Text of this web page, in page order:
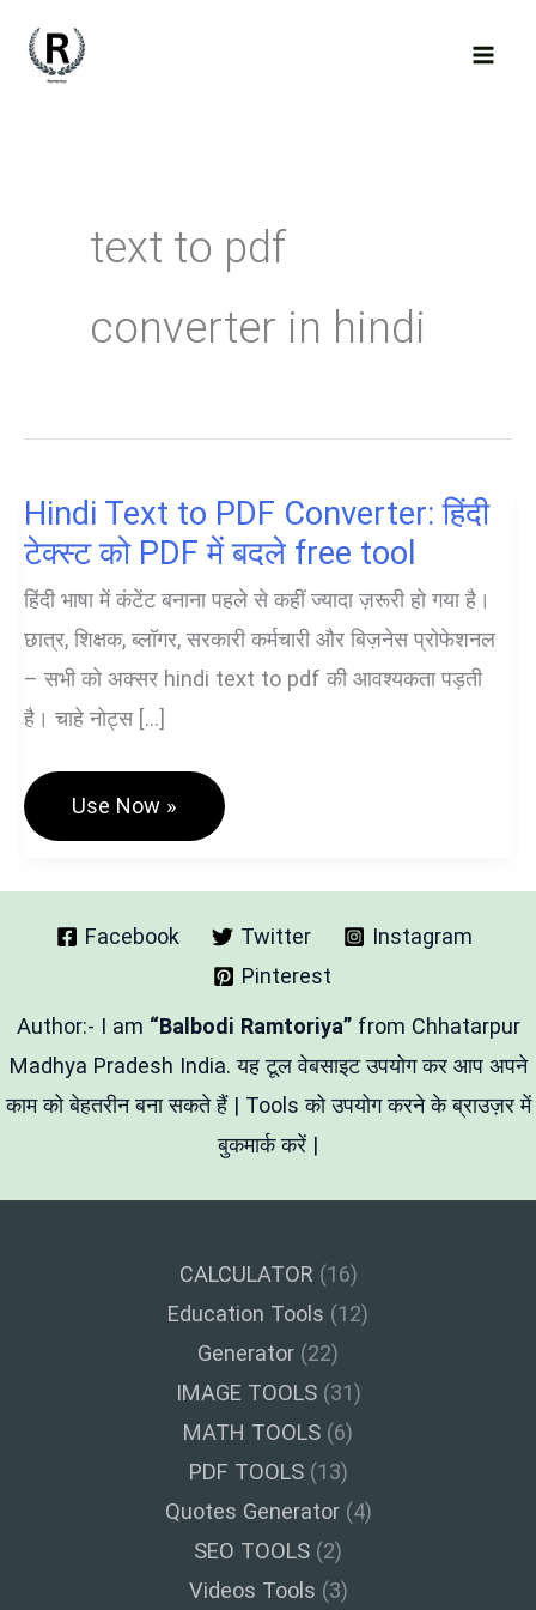
text to pdf
converter in hindi
Hindi Text to PDF Converter: हिंदी
टेक्स्ट को PDF में बदले free tool
हिंदी भाषा में कंटेंट बनाना पहले से कहीं ज्यादा ज़रूरी हो गया है।
छात्र, शिक्षक, ब्लॉगर, सरकारी कर्मचारी और बिज़नेस प्रोफेशनल
– सभी को अक्सर hindi text to pdf की आवश्यकता पड़ती
है। चाहे नोट्स […]
Hindi
To
Converter:
टेक्स्ट
को
बदले
Free
Tool
Use Now »
Facebook Twitter
Instagram
Pinterest
Author:- I am “Balbodi Ramtoriya” from Chhatarpur
Madhya Pradesh India. यह टूल वेबसाइट उपयोग कर आप अपने
काम को बेहतरीन बना सकते हैं | Tools को उपयोग करने के ब्राउज़र में
बुकमार्क करें |
CALCULATOR (16)
Education Tools (12)
Generator (22)
IMAGE TOOLS(31)
MATH TOOLS (6)
PDF TOOLS(13)
Quotes Generator(4)
SEO TOOLS (2)
Videos Tools (3)